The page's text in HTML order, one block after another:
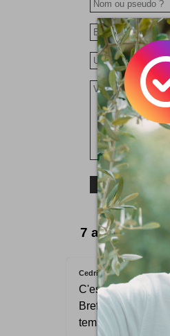
7 avis forts
CedricADW
C'est vrai que
Bref, c'est pas
temps, ça laisse